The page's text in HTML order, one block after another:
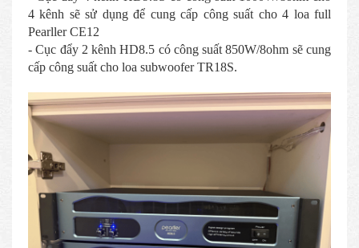
4 kênh sẽ sử dụng để cung cấp công suất cho 4 loa full
Pearller CE12
- Cục đẩy 2 kênh HD8.5 có công suất 850W/8ohm sẽ cung
cấp công suất cho loa subwoofer TR18S.